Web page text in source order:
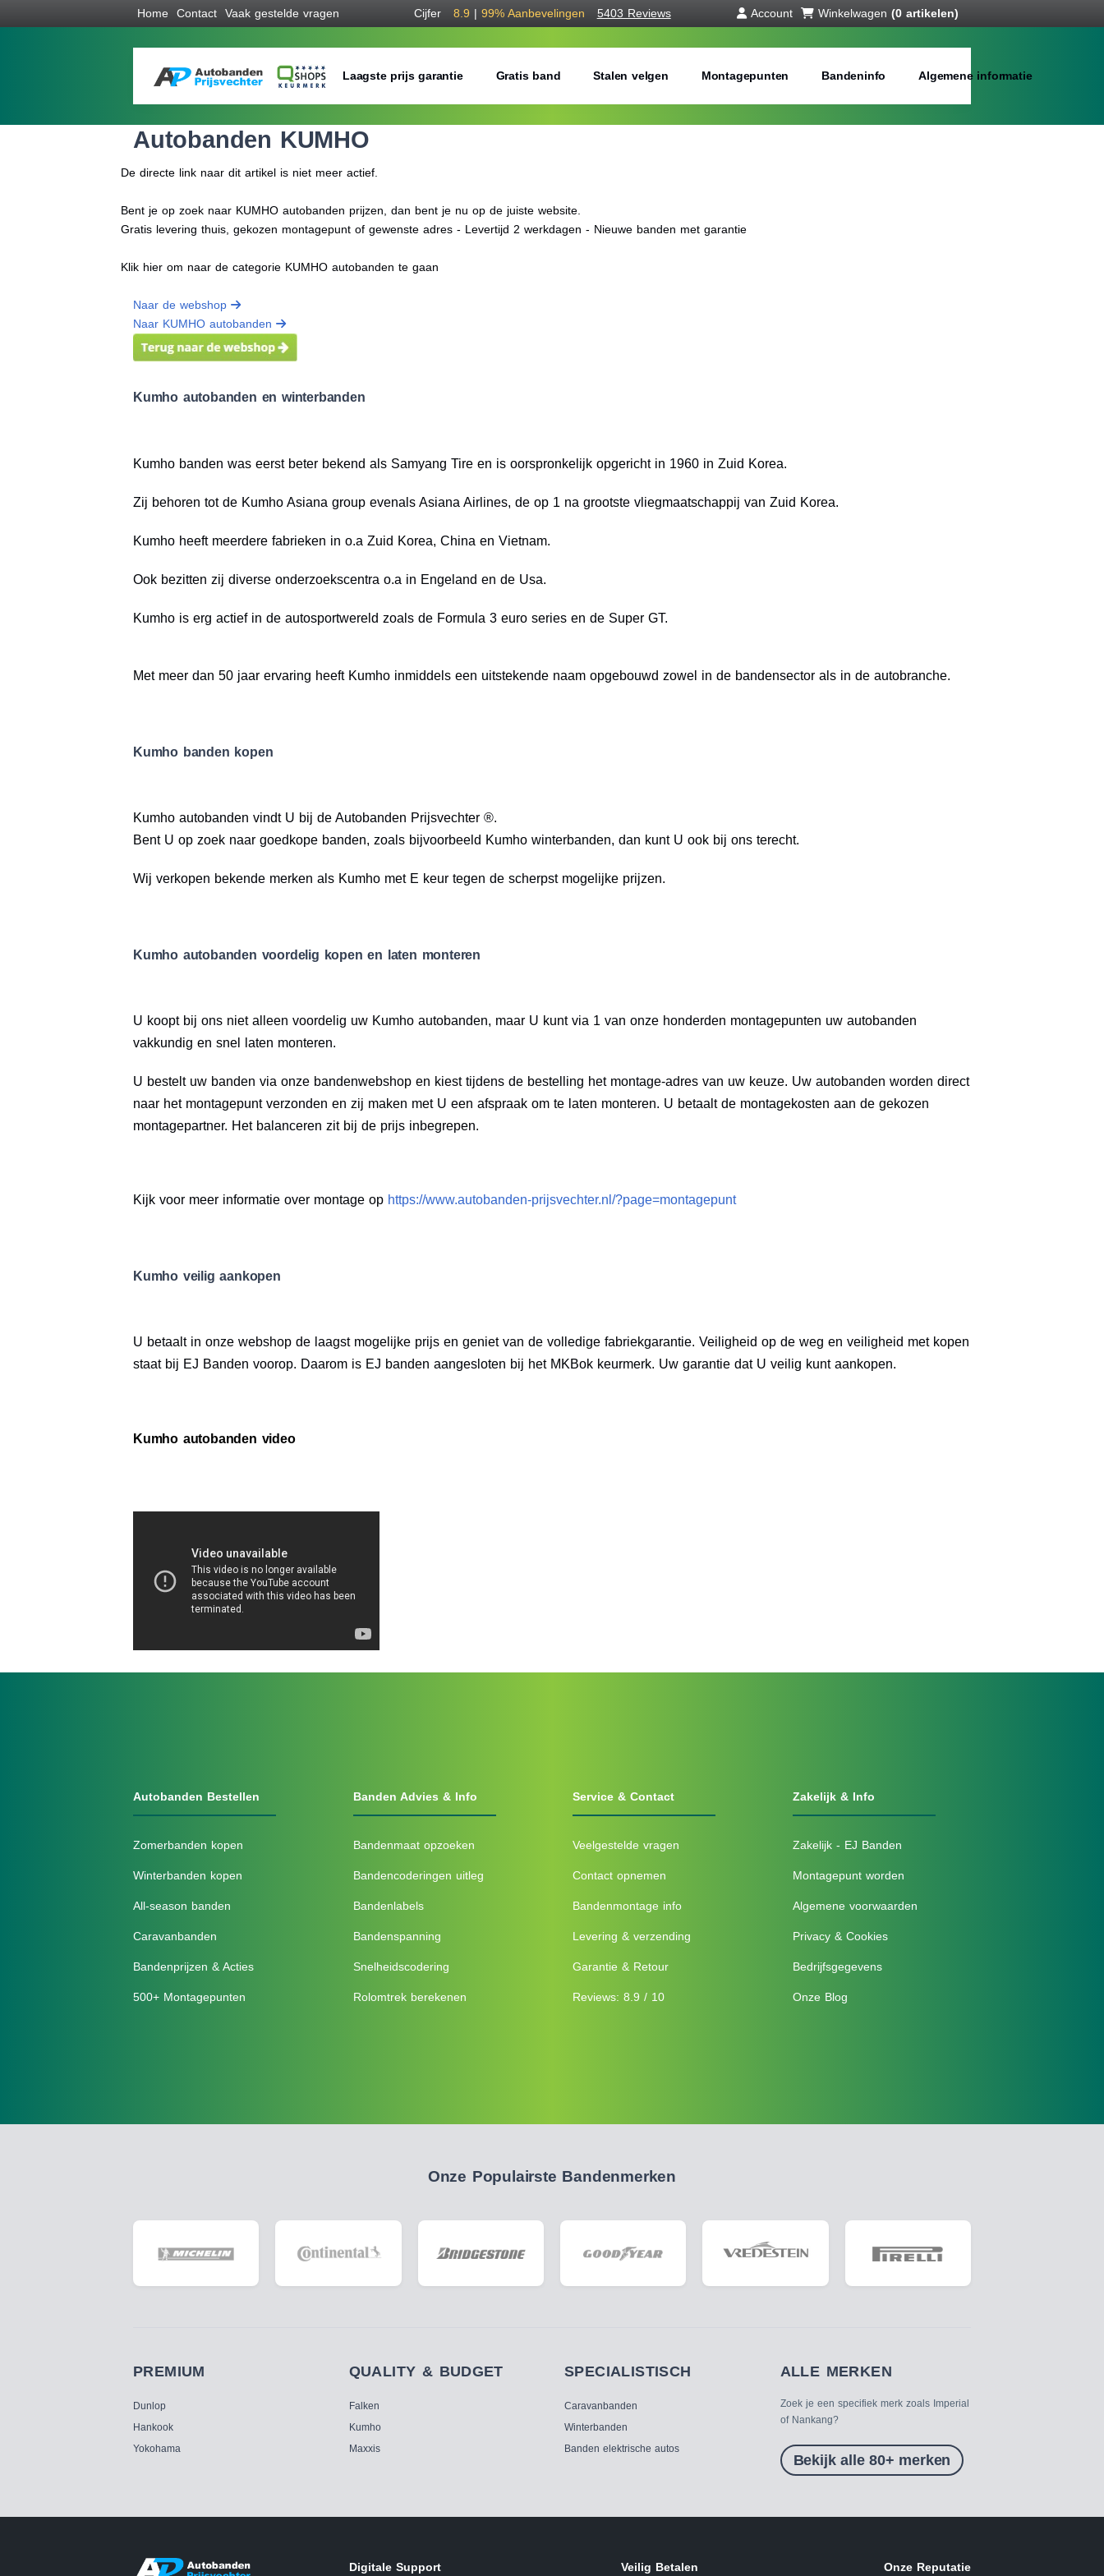
Home Contact Vaak gestelde vragen Cijfer 8.9 | 99% Aanbevelingen 5403 Reviews Account Winkelwagen (0 artikelen)
Laagste prijs garantie Gratis band Stalen velgen Montagepunten Bandeninfo Algemene informatie
Autobanden KUMHO
De directe link naar dit artikel is niet meer actief.
Bent je op zoek naar KUMHO autobanden prijzen, dan bent je nu op de juiste website.
Gratis levering thuis, gekozen montagepunt of gewenste adres - Levertijd 2 werkdagen - Nieuwe banden met garantie
Klik hier om naar de categorie KUMHO autobanden te gaan
Naar de webshop
Naar KUMHO autobanden
Kumho autobanden en winterbanden
Kumho banden was eerst beter bekend als Samyang Tire en is oorspronkelijk opgericht in 1960 in Zuid Korea.
Zij behoren tot de Kumho Asiana group evenals Asiana Airlines, de op 1 na grootste vliegmaatschappij van Zuid Korea.
Kumho heeft meerdere fabrieken in o.a Zuid Korea, China en Vietnam.
Ook bezitten zij diverse onderzoekscentra o.a in Engeland en de Usa.
Kumho is erg actief in de autosportwereld zoals de Formula 3 euro series en de Super GT.
Met meer dan 50 jaar ervaring heeft Kumho inmiddels een uitstekende naam opgebouwd zowel in de bandensector als in de autobranche.
Kumho banden kopen
Kumho autobanden vindt U bij de Autobanden Prijsvechter ®.
Bent U op zoek naar goedkope banden, zoals bijvoorbeeld Kumho winterbanden, dan kunt U ook bij ons terecht.
Wij verkopen bekende merken als Kumho met E keur tegen de scherpst mogelijke prijzen.
Kumho autobanden voordelig kopen en laten monteren
U koopt bij ons niet alleen voordelig uw Kumho autobanden, maar U kunt via 1 van onze honderden montagepunten uw autobanden
vakkundig en snel laten monteren.
U bestelt uw banden via onze bandenwebshop en kiest tijdens de bestelling het montage-adres van uw keuze. Uw autobanden worden direct
naar het montagepunt verzonden en zij maken met U een afspraak om te laten monteren. U betaalt de montagekosten aan de gekozen
montagepartner. Het balanceren zit bij de prijs inbegrepen.
Kijk voor meer informatie over montage op https://www.autobanden-prijsvechter.nl/?page=montagepunt
Kumho veilig aankopen
U betaalt in onze webshop de laagst mogelijke prijs en geniet van de volledige fabriekgarantie. Veiligheid op de weg en veiligheid met kopen
staat bij EJ Banden voorop. Daarom is EJ banden aangesloten bij het MKBok keurmerk. Uw garantie dat U veilig kunt aankopen.
Kumho autobanden video
Autobanden Bestellen
Zomerbanden kopen
Winterbanden kopen
All-season banden
Caravanbanden
Bandenprijzen & Acties
500+ Montagepunten
Banden Advies & Info
Bandenmaat opzoeken
Bandencoderingen uitleg
Bandenlabels
Bandenspanning
Snelheidscodering
Rolomtrek berekenen
Service & Contact
Veelgestelde vragen
Contact opnemen
Bandenmontage info
Levering & verzending
Garantie & Retour
Reviews: 8.9 / 10
Zakelijk & Info
Zakelijk - EJ Banden
Montagepunt worden
Algemene voorwaarden
Privacy & Cookies
Bedrijfsgegevens
Onze Blog
Onze Populairste Bandenmerken
PREMIUM
Dunlop
Hankook
Yokohama
QUALITY & BUDGET
Falken
Kumho
Maxxis
SPECIALISTISCH
Caravanbanden
Winterbanden
Banden elektrische autos
ALLE MERKEN
Zoek je een specifiek merk zoals Imperial
of Nankang?
Bekijk alle 80+ merken
Digitale Support Veilig Betalen Onze Reputatie